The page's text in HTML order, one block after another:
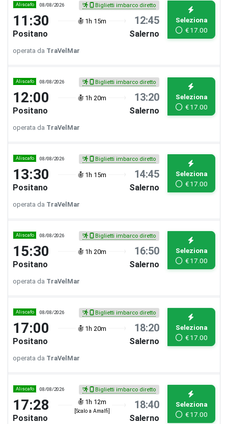
Aliscafo 08/08/2026 Biglietti imbarco diretto
11:30 1h 15m 12:45
Positano Salerno
Seleziona
€17.00
operata da TraVelMar
Aliscafo 08/08/2026 Biglietti imbarco diretto
12:00 1h 20m 13:20
Positano Salerno
Seleziona
€17.00
operata da TraVelMar
Aliscafo 08/08/2026 Biglietti imbarco diretto
13:30 1h 15m 14:45
Positano Salerno
Seleziona
€17.00
operata da TraVelMar
Aliscafo 08/08/2026 Biglietti imbarco diretto
15:30 1h 20m 16:50
Positano Salerno
Seleziona
€17.00
operata da TraVelMar
Aliscafo 08/08/2026 Biglietti imbarco diretto
17:00 1h 20m 18:20
Positano Salerno
Seleziona
€17.00
operata da TraVelMar
Aliscafo 08/08/2026 Biglietti imbarco diretto
17:28 1h 12m
[Scalo a Amalfi]
18:40
Positano Salerno
Seleziona
€17.00